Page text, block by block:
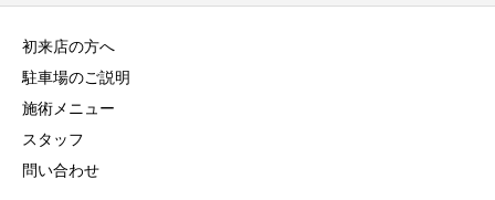
初来店の方へ
駐車場のご説明
施術メニュー
スタッフ
問い合わせ